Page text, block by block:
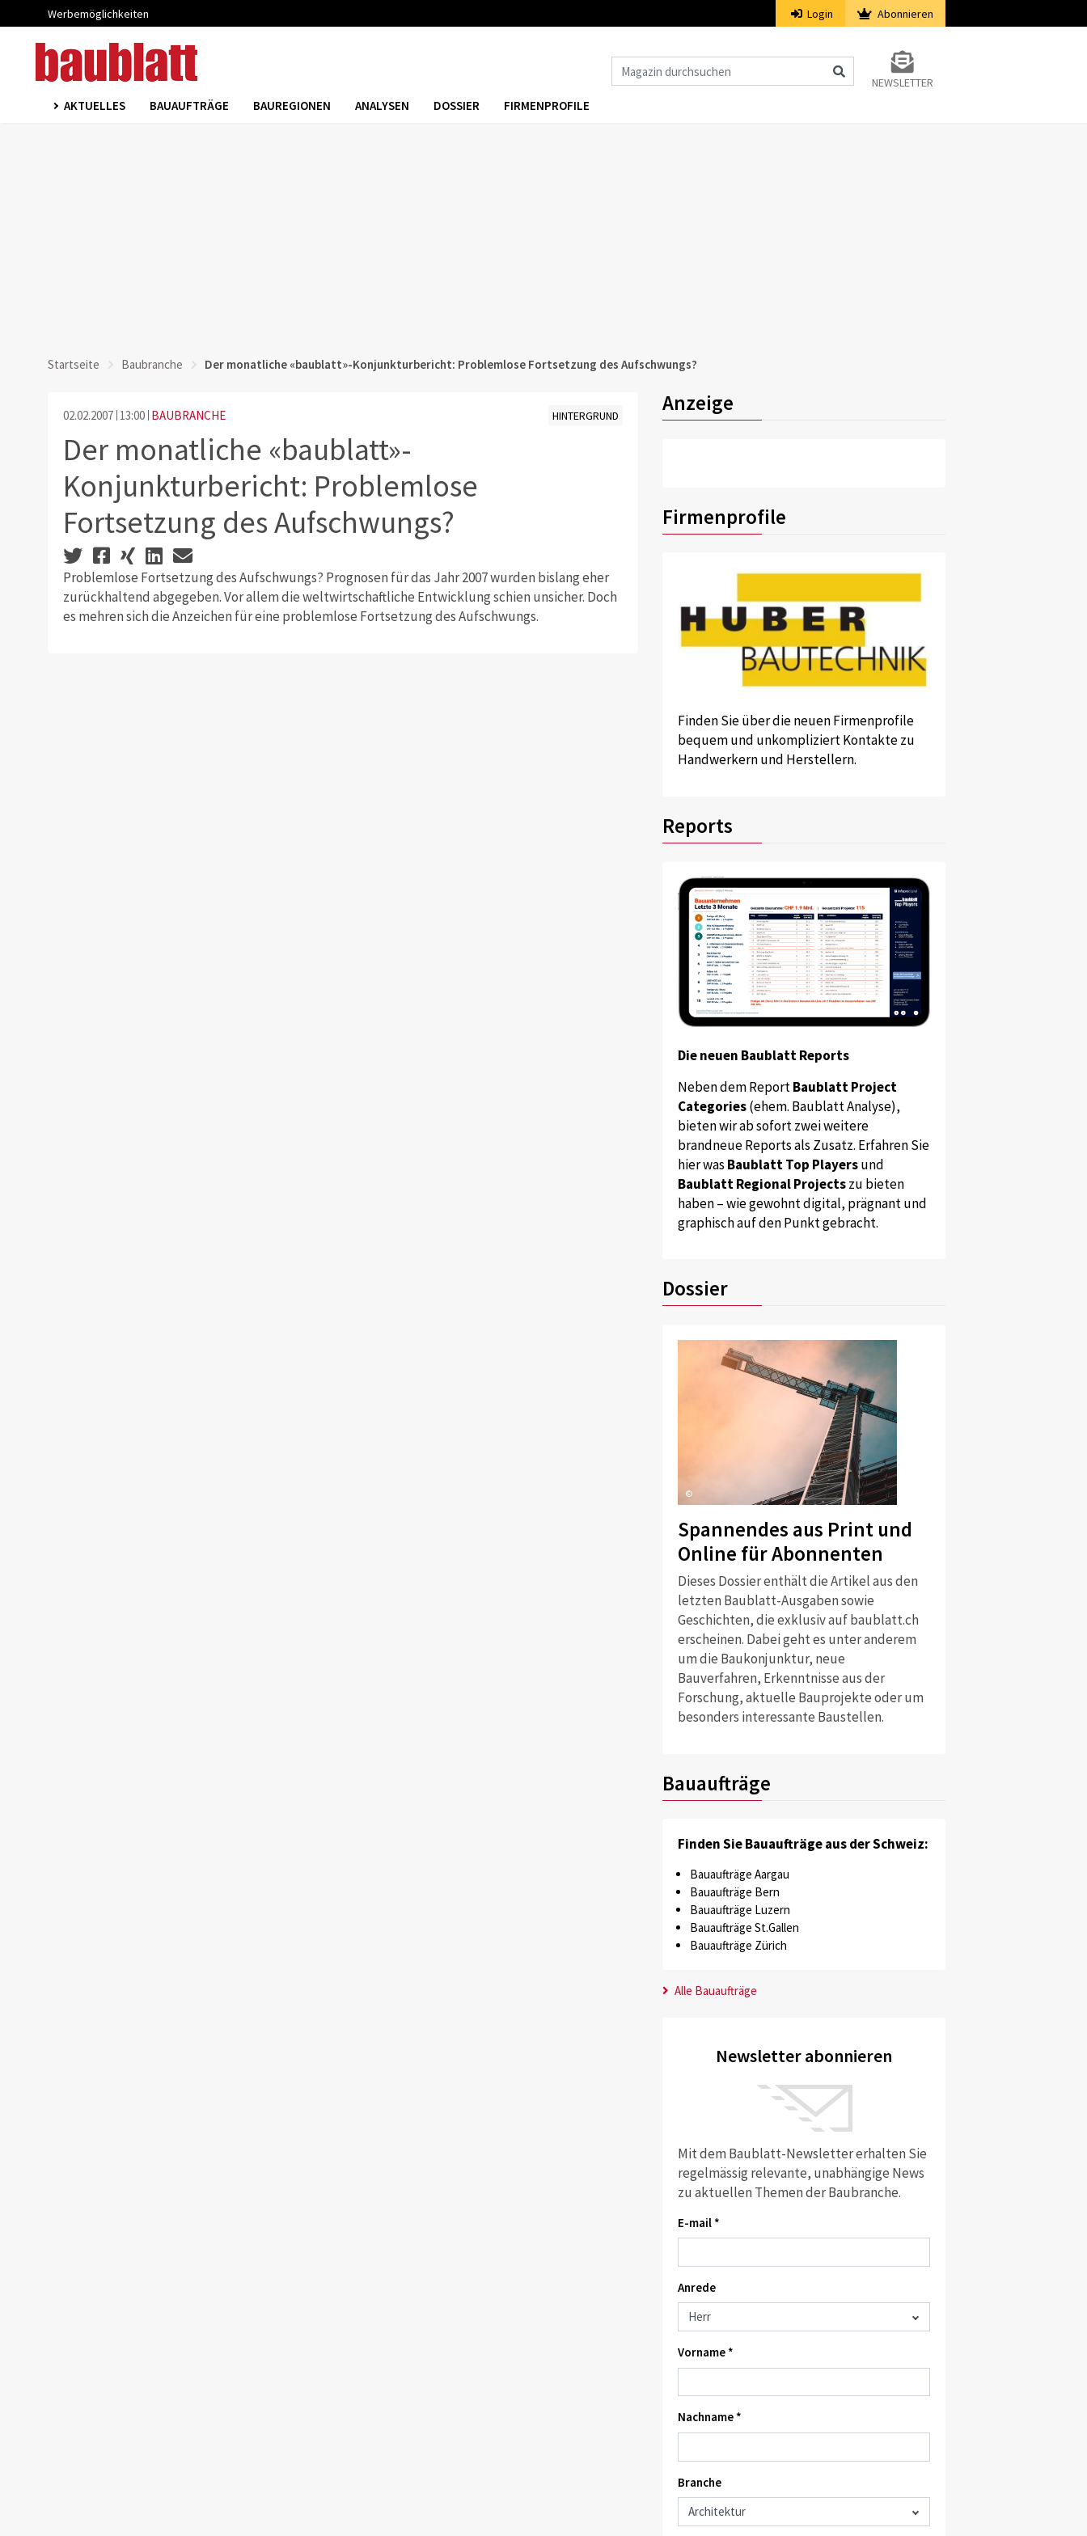
Werbemöglichkeiten Login Abonnieren
NEWSLETTER
AKTUELLES BAUAUFTRÄGE BAUREGIONEN ANALYSEN DOSSIER FIRMENPROFILE
Startseite Baubranche Der monatliche «baublatt»-Konjunkturbericht: Problemlose Fortsetzung des Aufschwungs?
02.02.2007 13:00 BAUBRANCHE HINTERGRUND
Der monatliche «baublatt»-
Konjunkturbericht: Problemlose
Fortsetzung des Aufschwungs?
Problemlose Fortsetzung des Aufschwungs? Prognosen für das Jahr 2007 wurden bislang eher
zurückhaltend abgegeben. Vor allem die weltwirtschaftliche Entwicklung schien unsicher. Doch
es mehren sich die Anzeichen für eine problemlose Fortsetzung des Aufschwungs.
Anzeige
Firmenprofile
Finden Sie über die neuen Firmenprofile
bequem und unkompliziert Kontakte zu
Handwerkern und Herstellern.
Reports
Die neuen Baublatt Reports
Neben dem ReportBaublatt Project
Categories(ehem. Baublatt Analyse),
bieten wir ab sofort zwei weitere
brandneue Reports als Zusatz. Erfahren Sie
hier was Baublatt Top Playersund
Baublatt Regional Projectszu bieten
haben – wie gewohnt digital, prägnant und
graphisch auf den Punkt gebracht.
Dossier
©
Spannendes aus Print und
Online für Abonnenten
Dieses Dossier enthält die Artikel aus den
letzten Baublatt-Ausgaben sowie
Geschichten, die exklusiv auf baublatt.ch
erscheinen. Dabei geht es unter anderem
um die Baukonjunktur, neue
Bauverfahren, Erkenntnisse aus der
Forschung, aktuelle Bauprojekte oder um
besonders interessante Baustellen.
Bauaufträge
Finden Sie Bauaufträge aus der Schweiz:
Bauaufträge Aargau
Bauaufträge Bern
Bauaufträge Luzern
Bauaufträge St.Gallen
Bauaufträge Zürich
Alle Bauaufträge
Newsletter abonnieren
Mit dem Baublatt-Newsletter erhalten Sie
regelmässig relevante, unabhängige News
zu aktuellen Themen der Baubranche.
E-mail *
Anrede
Vorname *
Nachname *
Branche